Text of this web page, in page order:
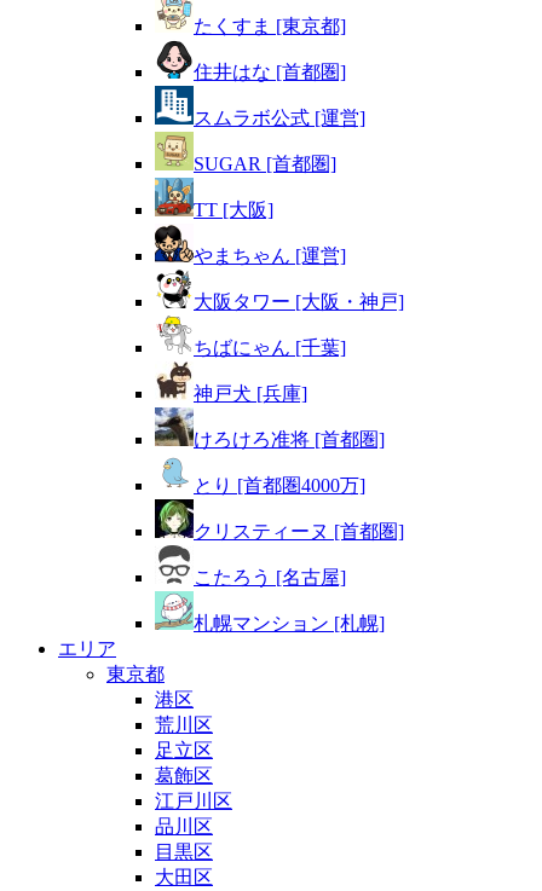
たくすま [東京都]
住井はな [首都圏]
スムラボ公式 [運営]
SUGAR [首都圏]
TT [大阪]
やまちゃん [運営]
大阪タワー [大阪・神戸]
ちばにゃん [千葉]
神戸犬 [兵庫]
けろけろ准将 [首都圏]
とり [首都圏4000万]
クリスティーヌ [首都圏]
こたろう [名古屋]
札幌マンション [札幌]
エリア
東京都
港区
荒川区
足立区
葛飾区
江戸川区
品川区
目黒区
大田区